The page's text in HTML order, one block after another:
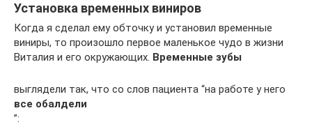
Установка временных виниров
Когда я сделал ему обточку и установил временные
виниры, то произошло первое маленькое чудо в жизни
Виталия и его окружающих. Временные зубы
выглядели так, что со слов пациента “на работе у него
все обалдели
”: